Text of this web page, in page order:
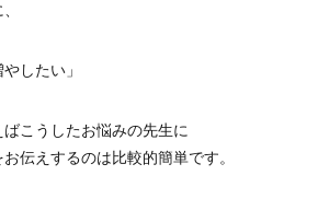
したい」
こうしたお悩みの先生に
伝えするのは比較的簡単です。